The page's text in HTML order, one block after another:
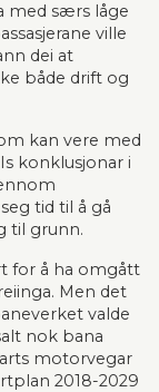
med særs låge
ville
dei at
både drift og
kan vere med
konklusjonar i
tid til å gå
til grunn.
for å ha omgått
Men det
valde
nok bana
motorvegar
2018-2029